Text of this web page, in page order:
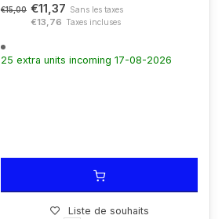
€15,00 €11,37 Sans les taxes
€13,76 Taxes incluses
25 extra units incoming 17-08-2026
Liste de souhaits